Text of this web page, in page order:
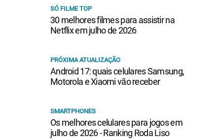
SÓ FILME TOP
30 melhores filmes para assistir na
Netflix em julho de 2026
PRÓXIMA ATUALIZAÇÃO
Android 17: quais celulares Samsung,
Motorola e Xiaomi vão receber
SMARTPHONES
Os melhores celulares para jogos em
julho de 2026 - Ranking Roda Liso